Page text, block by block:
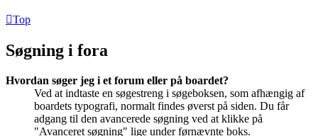
Top
Søgning i fora
Hvordan søger jeg i et forum eller på boardet?
Ved at indtaste en søgestreng i søgeboksen, som afhængig af
boardets typografi, normalt findes øverst på siden. Du får
adgang til den avancerede søgning ved at klikke på
"Avanceret søgning" lige under førnævnte boks.